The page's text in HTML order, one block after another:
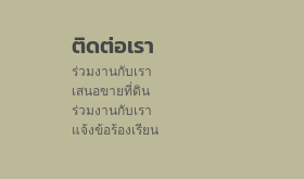
ติดต่อเรา
ร่วมงานกับเรา
เสนอขายที่ดิน
ร่วมงานกับเรา
แจ้งข้อร้องเรียน